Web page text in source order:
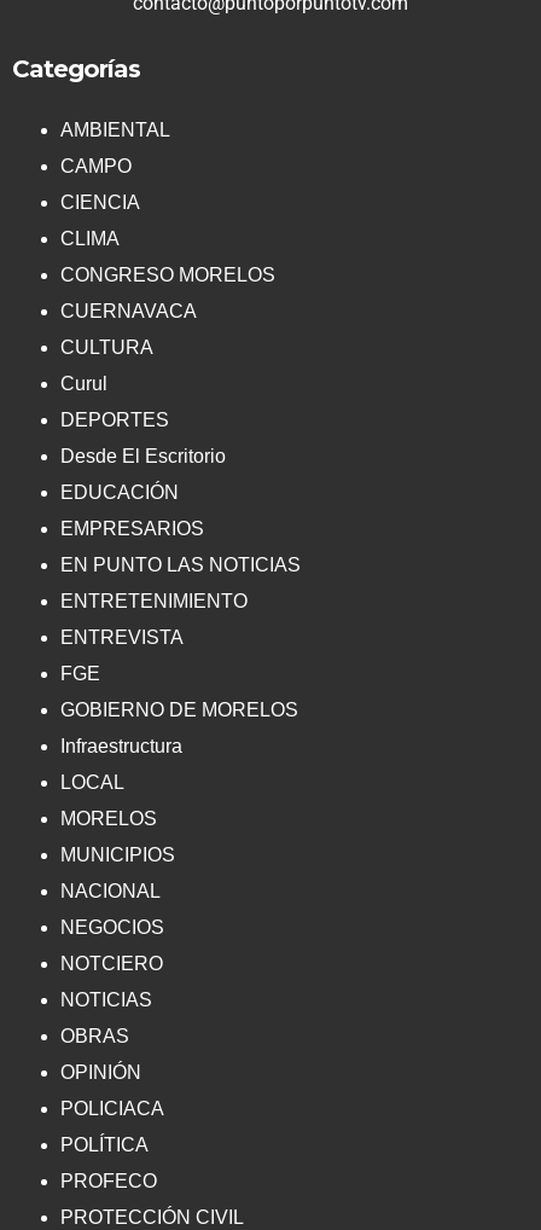
Categorías
AMBIENTAL
CAMPO
CIENCIA
CLIMA
CONGRESO MORELOS
CUERNAVACA
CULTURA
Curul
DEPORTES
Desde El Escritorio
EDUCACIÓN
EMPRESARIOS
EN PUNTO LAS NOTICIAS
ENTRETENIMIENTO
ENTREVISTA
FGE
GOBIERNO DE MORELOS
Infraestructura
LOCAL
MORELOS
MUNICIPIOS
NACIONAL
NEGOCIOS
NOTCIERO
NOTICIAS
OBRAS
OPINIÓN
POLICIACA
POLÍTICA
PROFECO
PROTECCIÓN CIVIL